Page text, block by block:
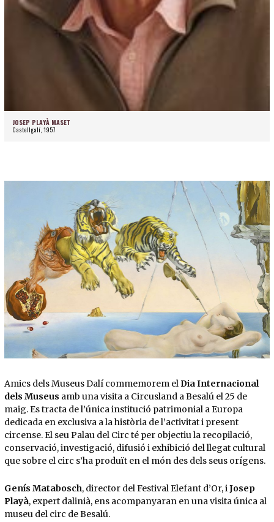
JOSEP PLAYÀ MASET
Castellgalí, 1957
Amics dels Museus Dalí commemorem el Dia Internacional
dels Museus amb una visita a Circusland a Besalú el 25 de
maig. Es tracta de l’única institució patrimonial a Europa
dedicada en exclusiva a la història de l’activitat i present
circense. El seu Palau del Circ té per objectiu la recopilació,
conservació, investigació, difusió i exhibició del llegat cultural
que sobre el circ s’ha produït en el món des dels seus orígens.
Genís Matabosch, director del Festival Elefant d’Or, iJosep
Playà, expert dalinià, ens acompanyaran en una visita única al
museu del circ de Besalú.